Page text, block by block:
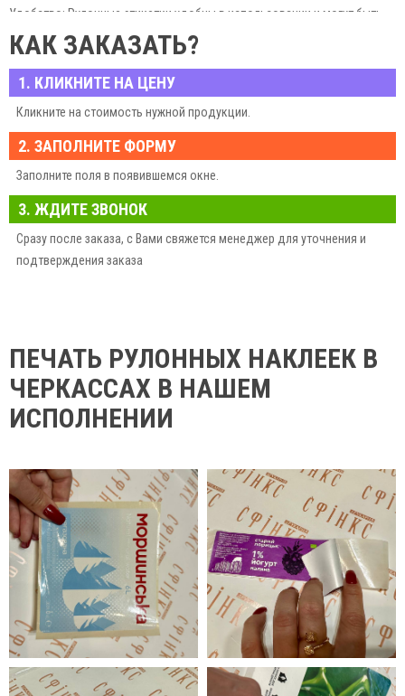
Удобство: Рулонные этикетки удобны в использовании и могут быть
нанесены на продукцию вручную или с помощью
автоматизированного оборудования.
Универсальность: Рулонные этикетки могут быть использованы для
маркировки различных товаров, включая продукты питания,
косметику, лекарства и т.д.
СПЕЦИАЛЬНЫЕ ПРЕДЛОЖЕНИЯ:
Термоэтикетки: Мы предлагаем печать термоэтикеток, которые
идеально подходят для маркировки товаров с ограниченным сроком
годности.
Термотрансферные этикетки: Мы предлагаем печать
КАК ЗАКАЗАТЬ?
1. КЛИКНИТЕ НА ЦЕНУ
Кликните на стоимость нужной продукции.
2. ЗАПОЛНИТЕ ФОРМУ
Заполните поля в появившемся окне.
3. ЖДИТЕ ЗВОНОК
Сразу после заказа, с Вами свяжется менеджер для уточнения и
подтверждения заказа
ПЕЧАТЬ РУЛОННЫХ НАКЛЕЕК В
ЧЕРКАССАХ В НАШЕМ
ИСПОЛНЕНИИ